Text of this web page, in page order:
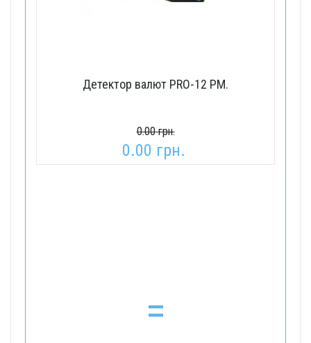
Детектор валют PRO-12 PM.
0.00 грн.
0.00 грн.
=